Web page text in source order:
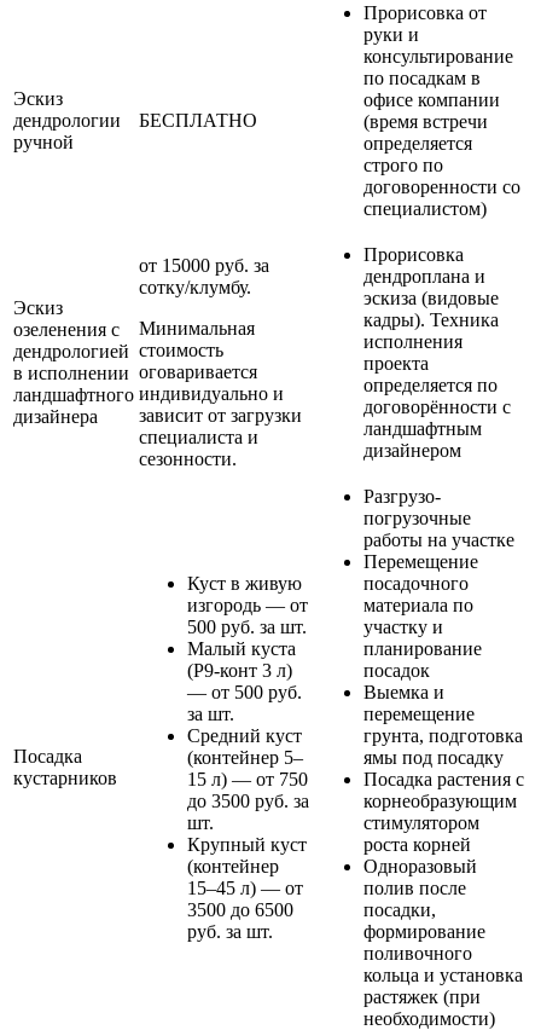
Эскиз
дендрологии
ручной
БЕСПЛАТНО
Прорисовка от
руки и
консультирование
по посадкам в
офисе компании
(время встречи
определяется
строго по
договоренности со
специалистом)
Эскиз
озеленения с
дендрологией
в исполнении
ландшафтного
дизайнера
от 15000 руб. за
сотку/клумбу.
Минимальная
стоимость
оговаривается
индивидуально и
зависит от загрузки
специалиста и
сезонности.
Прорисовка
дендроплана и
эскиза (видовые
кадры). Техника
исполнения
проекта
определяется по
договорённости с
ландшафтным
дизайнером
Посадка
кустарников
Куст в живую
изгородь — от
500 руб. за шт.
Малый куста
(Р9-конт 3 л)
— от 500 руб.
за шт.
Средний куст
(контейнер 5–
15 л) — от 750
до 3500 руб. за
шт.
Крупный куст
(контейнер
15–45 л) — от
3500 до 6500
руб. за шт.
Разгрузо-
погрузочные
работы на участке
Перемещение
посадочного
материала по
участку и
планирование
посадок
Выемка и
перемещение
грунта, подготовка
ямы под посадку
Посадка растения с
корнеобразующим
стимулятором
роста корней
Одноразовый
полив после
посадки,
формирование
поливочного
кольца и установка
растяжек (при
необходимости)